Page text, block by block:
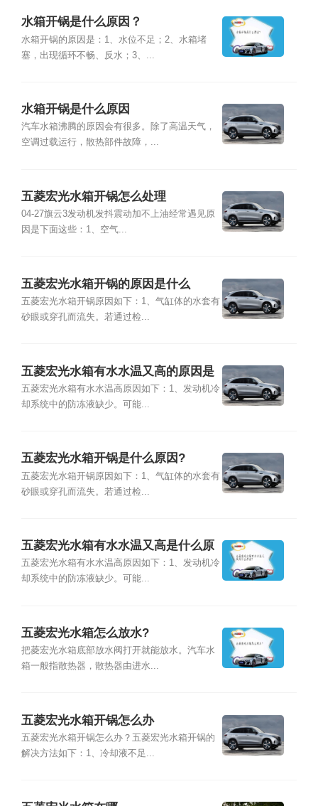
水箱开锅是什么原因？
水箱开锅的原因是：1、水位不足；2、水箱堵
塞，出现循环不畅、反水；3、...
水箱开锅是什么原因
汽车水箱沸腾的原因会有很多。除了高温天气，
空调过载运行，散热部件故障，...
五菱宏光水箱开锅怎么处理
04-27旗云3发动机发抖震动加不上油经常遇见原
因是下面这些：1、空气...
五菱宏光水箱开锅的原因是什么
五菱宏光水箱开锅原因如下：1、气缸体的水套有
砂眼或穿孔而流失。若通过检...
五菱宏光水箱有水水温又高的原因是
什么
五菱宏光水箱有水水温高原因如下：1、发动机冷
却系统中的防冻液缺少。可能...
五菱宏光水箱开锅是什么原因?
五菱宏光水箱开锅原因如下：1、气缸体的水套有
砂眼或穿孔而流失。若通过检...
五菱宏光水箱有水水温又高是什么原
因?
五菱宏光水箱有水水温高原因如下：1、发动机冷
却系统中的防冻液缺少。可能...
五菱宏光水箱怎么放水?
把菱宏光水箱底部放水阀打开就能放水。汽车水
箱一般指散热器，散热器由进水...
五菱宏光水箱开锅怎么办
五菱宏光水箱开锅怎么办？五菱宏光水箱开锅的
解决方法如下：1、冷却液不足...